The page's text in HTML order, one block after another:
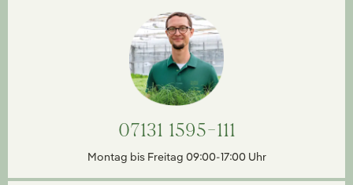
07131 1595-111
Montag bis Freitag 09:00-17:00 Uhr